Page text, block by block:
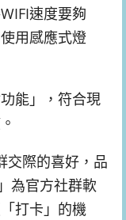
速度要夠
用感應式燈
能」，符合現
交際的喜好，品
為官方社群軟
打卡」的機